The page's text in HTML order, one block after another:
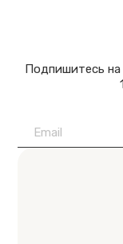
Подпишитесь на